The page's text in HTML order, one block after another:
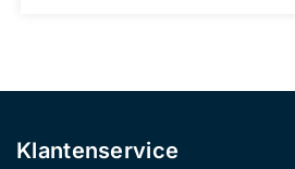
Klantenservice